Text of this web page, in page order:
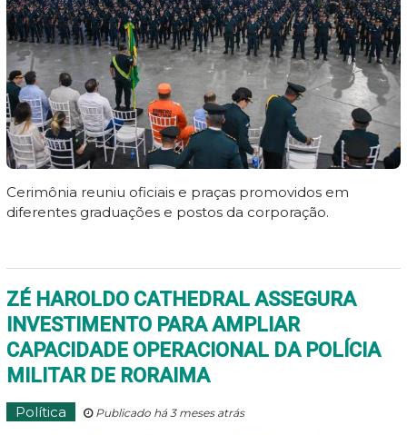
Cerimônia reuniu oficiais e praças promovidos em
diferentes graduações e postos da corporação.
ZÉ HAROLDO CATHEDRAL ASSEGURA
INVESTIMENTO PARA AMPLIAR
CAPACIDADE OPERACIONAL DA POLÍCIA
MILITAR DE RORAIMA
Política Publicado há 3 meses atrás